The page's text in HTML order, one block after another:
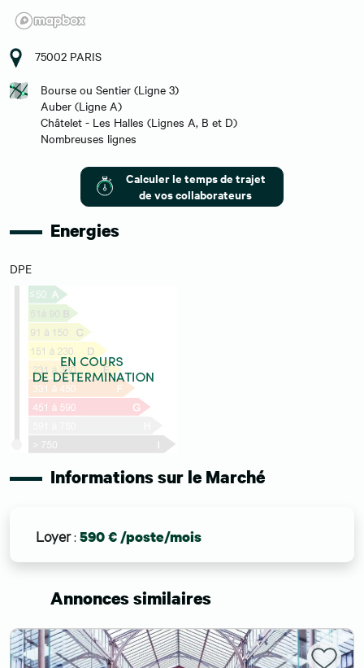
75002 PARIS
Bourse ou Sentier (Ligne 3)
Auber (Ligne A)
Châtelet - Les Halles (Lignes A, B et D)
Nombreuses lignes
Calculer le temps de trajet
de vos collaborateurs
Energies
DPE
Informations sur le Marché
Loyer: 590 € /poste/mois
Annonces similaires